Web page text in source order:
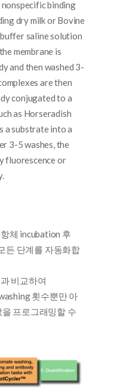
binding
dry milk or Bovine
buffer saline solution
membrane is
and then washed 3-
are then
conjugated to a
as Horseradish
a substrate into a
3-5 washes, the
fluorescence or
체 incubation 후
든 단계를 자동화합
비교하여
횟수뿐만 아
프로그래밍할 수